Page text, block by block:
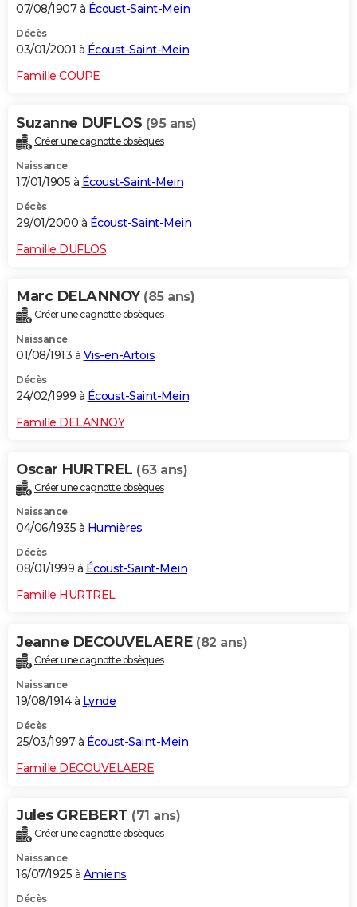
07/08/1907 à Écoust-Saint-Mein
Décès
03/01/2001 à Écoust-Saint-Mein
Famille COUPE
Suzanne DUFLOS (95 ans)
Créer une cagnotte obsèques
Naissance
17/01/1905 à Écoust-Saint-Mein
Décès
29/01/2000 à Écoust-Saint-Mein
Famille DUFLOS
Marc DELANNOY (85 ans)
Créer une cagnotte obsèques
Naissance
01/08/1913 à Vis-en-Artois
Décès
24/02/1999 à Écoust-Saint-Mein
Famille DELANNOY
Oscar HURTREL (63 ans)
Créer une cagnotte obsèques
Naissance
04/06/1935 à Humières
Décès
08/01/1999 à Écoust-Saint-Mein
Famille HURTREL
Jeanne DECOUVELAERE (82 ans)
Créer une cagnotte obsèques
Naissance
19/08/1914 à Lynde
Décès
25/03/1997 à Écoust-Saint-Mein
Famille DECOUVELAERE
Jules GREBERT (71 ans)
Créer une cagnotte obsèques
Naissance
16/07/1925 à Amiens
Décès